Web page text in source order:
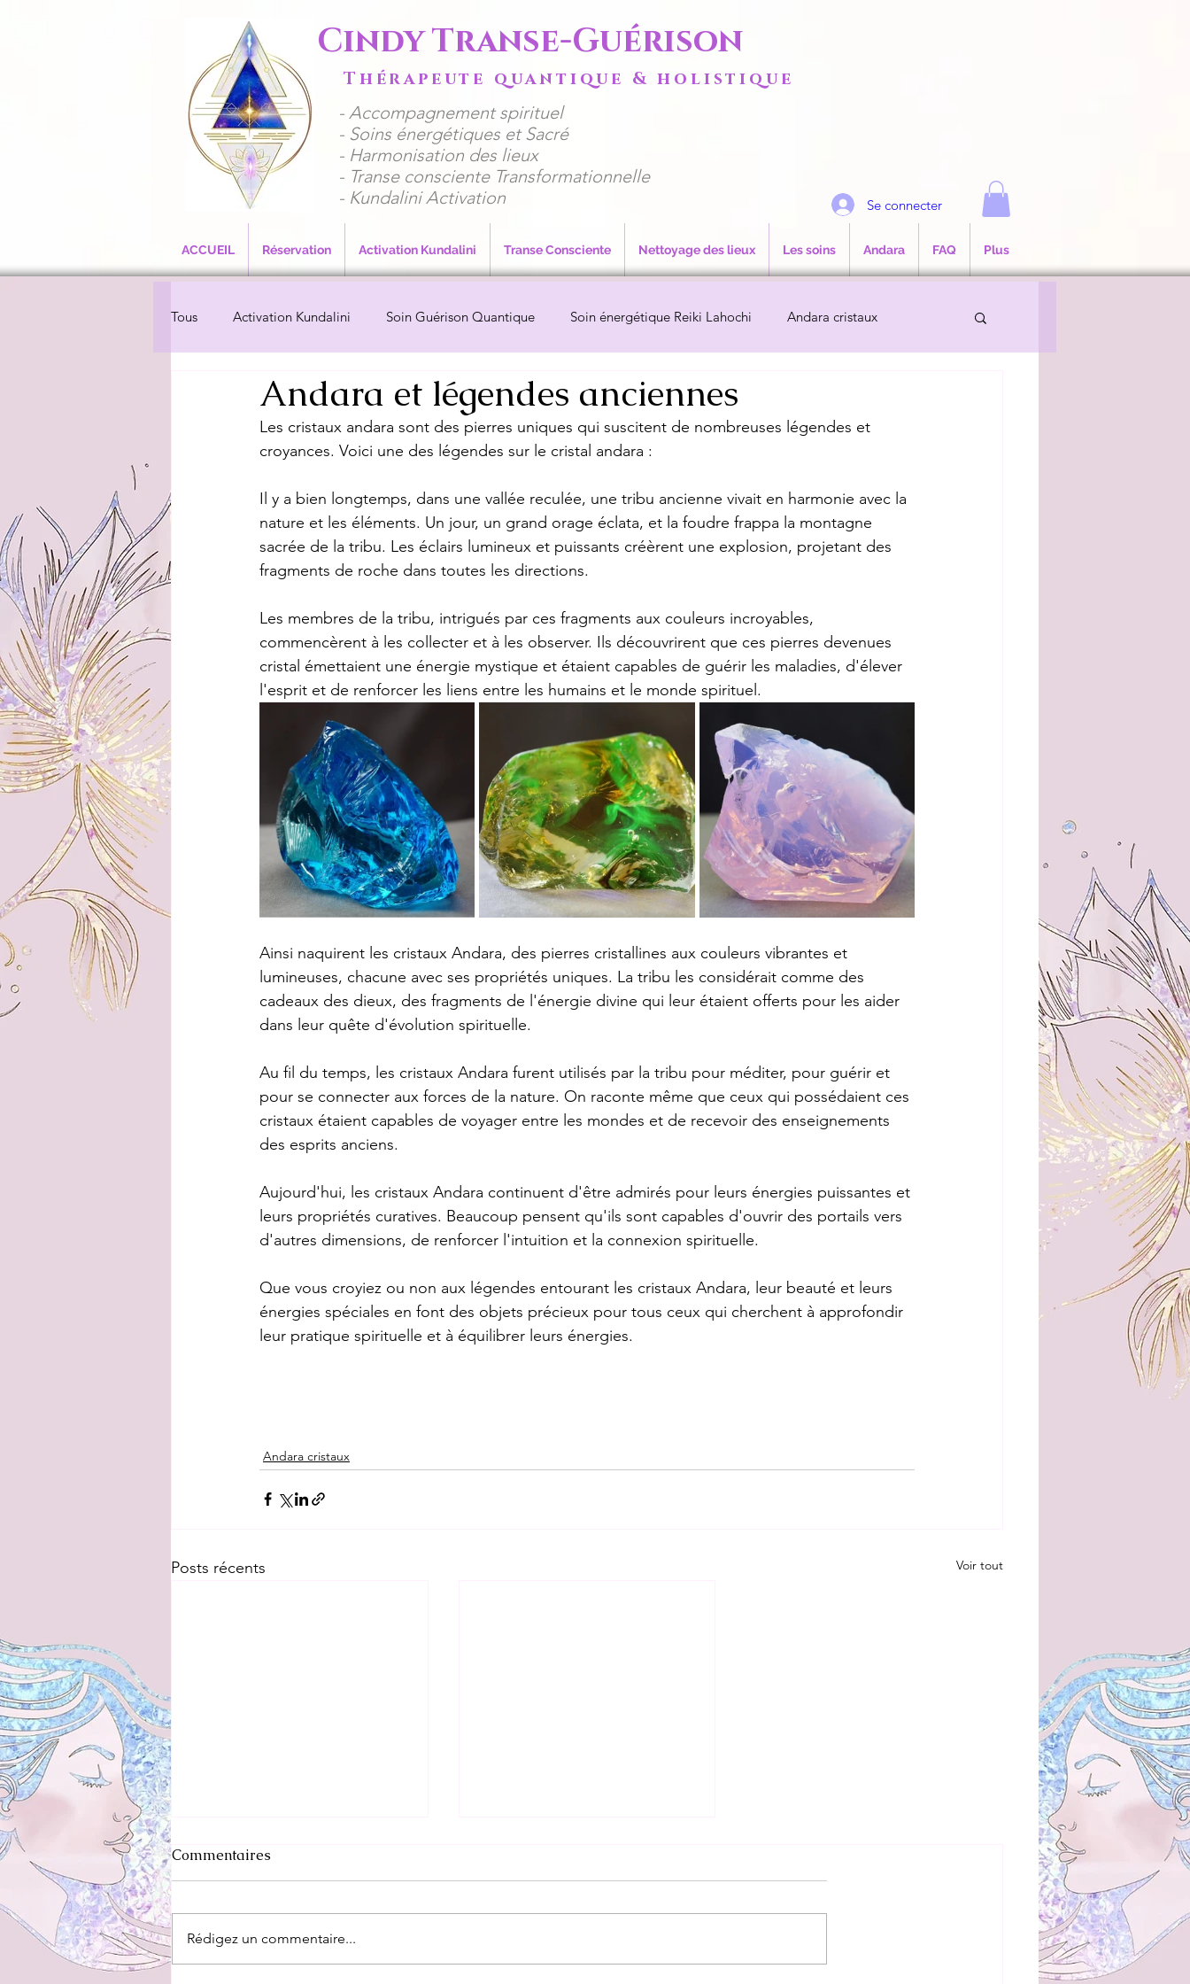
Cindy Transe-Guérison
Thérapeute quantique & holistique
​- Accompagnement spirituel
​​- Soins énergétiques et Sacré
- Harmonisation des lieux
- Transe consciente Transformationnelle
- Kundalini Activation
Se connecter
ACCUEIL Réservation Activation Kundalini Transe Consciente Nettoyage des lieux Les soins Andara FAQ Plus
Tous Activation Kundalini Soin Guérison Quantique Soin énergétique Reiki Lahochi Andara cristaux
Spiritualité Nettoyage des lieux
Andara et légendes anciennes
Les cristaux andara sont des pierres uniques qui suscitent de nombreuses légendes et
croyances. Voici une des légendes sur le cristal andara :
Il y a bien longtemps, dans une vallée reculée, une tribu ancienne vivait en harmonie avec la
nature et les éléments. Un jour, un grand orage éclata, et la foudre frappa la montagne
sacrée de la tribu. Les éclairs lumineux et puissants créèrent une explosion, projetant des
fragments de roche dans toutes les directions.
Les membres de la tribu, intrigués par ces fragments aux couleurs incroyables,
commencèrent à les collecter et à les observer. Ils découvrirent que ces pierres devenues
cristal émettaient une énergie mystique et étaient capables de guérir les maladies, d'élever
l'esprit et de renforcer les liens entre les humains et le monde spirituel.
Ainsi naquirent les cristaux Andara, des pierres cristallines aux couleurs vibrantes et
lumineuses, chacune avec ses propriétés uniques. La tribu les considérait comme des
cadeaux des dieux, des fragments de l'énergie divine qui leur étaient offerts pour les aider
dans leur quête d'évolution spirituelle.
Au fil du temps, les cristaux Andara furent utilisés par la tribu pour méditer, pour guérir et
pour se connecter aux forces de la nature. On raconte même que ceux qui possédaient ces
cristaux étaient capables de voyager entre les mondes et de recevoir des enseignements
des esprits anciens.
Aujourd'hui, les cristaux Andara continuent d'être admirés pour leurs énergies puissantes et
leurs propriétés curatives. Beaucoup pensent qu'ils sont capables d'ouvrir des portails vers
d'autres dimensions, de renforcer l'intuition et la connexion spirituelle.
Que vous croyiez ou non aux légendes entourant les cristaux Andara, leur beauté et leurs
énergies spéciales en font des objets précieux pour tous ceux qui cherchent à approfondir
leur pratique spirituelle et à équilibrer leurs énergies.
Andara cristaux
Posts récents Voir tout
Commentaires
Rédigez un commentaire...